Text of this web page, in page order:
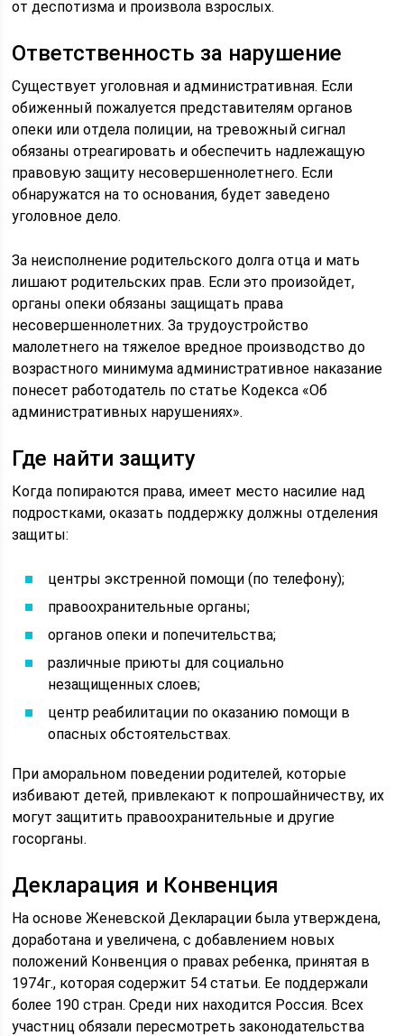
от деспотизма и произвола взрослых.
Ответственность за нарушение
Существует уголовная и административная. Если
обиженный пожалуется представителям органов
опеки или отдела полиции, на тревожный сигнал
обязаны отреагировать и обеспечить надлежащую
правовую защиту несовершеннолетнего. Если
обнаружатся на то основания, будет заведено
уголовное дело.
За неисполнение родительского долга отца и мать
лишают родительских прав. Если это произойдет,
органы опеки обязаны защищать права
несовершеннолетних. За трудоустройство
малолетнего на тяжелое вредное производство до
возрастного минимума административное наказание
понесет работодатель по статье Кодекса «Об
административных нарушениях».
Где найти защиту
Когда попираются права, имеет место насилие над
подростками, оказать поддержку должны отделения
защиты:
центры экстренной помощи (по телефону);
правоохранительные органы;
органов опеки и попечительства;
различные приюты для социально
незащищенных слоев;
центр реабилитации по оказанию помощи в
опасных обстоятельствах.
При аморальном поведении родителей, которые
избивают детей, привлекают к попрошайничеству, их
могут защитить правоохранительные и другие
госорганы.
Декларация и Конвенция
На основе Женевской Декларации была утверждена,
доработана и увеличена, с добавлением новых
положений Конвенция о правах ребенка, принятая в
1974г., которая содержит 54 статьи. Ее поддержали
более 190 стран. Среди них находится Россия. Всех
участниц обязали пересмотреть законодательства